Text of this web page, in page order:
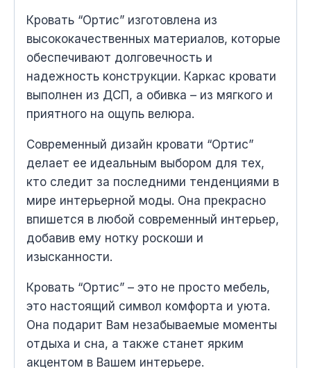
Кровать “Ортис” изготовлена из
высококачественных материалов, которые
обеспечивают долговечность и
надежность конструкции. Каркас кровати
выполнен из ДСП, а обивка – из мягкого и
приятного на ощупь велюра.
Современный дизайн кровати “Ортис”
делает ее идеальным выбором для тех,
кто следит за последними тенденциями в
мире интерьерной моды. Она прекрасно
впишется в любой современный интерьер,
добавив ему нотку роскоши и
изысканности.
Кровать “Ортис” – это не просто мебель,
это настоящий символ комфорта и уюта.
Она подарит Вам незабываемые моменты
отдыха и сна, а также станет ярким
акцентом в Вашем интерьере.